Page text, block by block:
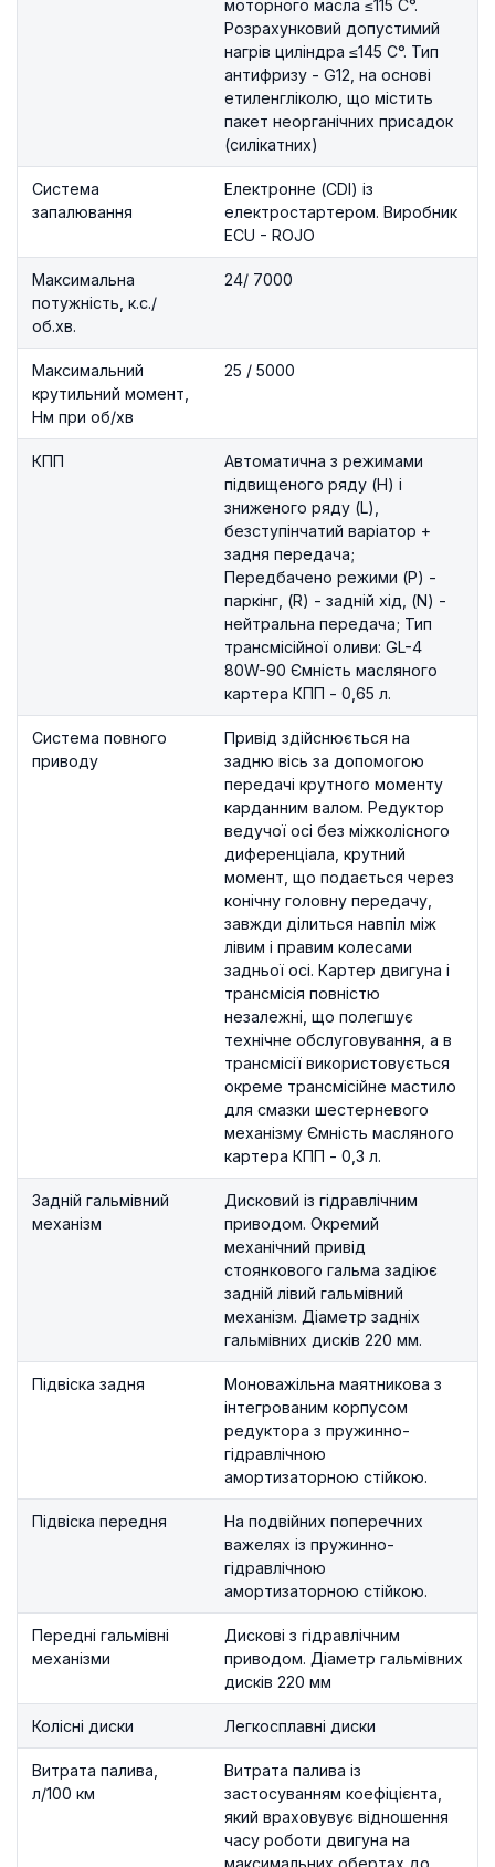
моторного масла ≤115 C°.
Розрахунковий допустимий
нагрів циліндра ≤145 C°. Тип
антифризу - G12, на основі
етиленгліколю, що містить
пакет неорганічних присадок
(силікатних)
Система
запалювання
Електронне (CDI) із
електростартером. Виробник
ECU - ROJO
Максимальна
потужність, к.с./
об.хв.
24/ 7000
Максимальний
крутильний момент,
Нм при об/хв
25 / 5000
КПП
Автоматична з режимами
підвищеного ряду (H) і
зниженого ряду (L),
безступінчатий варіатор +
задня передача;
Передбачено режими (P) -
паркінг, (R) - задній хід, (N) -
нейтральна передача; Тип
трансмісійної оливи: GL-4
80W-90 Ємність масляного
картера КПП - 0,65 л.
Система повного
приводу
Привід здійснюється на
задню вісь за допомогою
передачі крутного моменту
карданним валом. Редуктор
ведучої осі без міжколісного
диференціала, крутний
момент, що подається через
конічну головну передачу,
завжди ділиться навпіл між
лівим і правим колесами
задньої осі. Картер двигуна і
трансмісія повністю
незалежні, що полегшує
технічне обслуговування, а в
трансмісії використовується
окреме трансмісійне мастило
для смазки шестерневого
механізму Ємність масляного
картера КПП - 0,3 л.
Задній гальмівний
механізм
Дисковий із гідравлічним
приводом. Окремий
механічний привід
стоянкового гальма задіює
задній лівий гальмівний
механізм. Діаметр задніх
гальмівних дисків 220 мм.
Підвіска задня
Моноважільна маятникова з
інтегрованим корпусом
редуктора з пружинно-
гідравлічною
амортизаторною стійкою.
Підвіска передня
На подвійних поперечних
важелях із пружинно-
гідравлічною
амортизаторною стійкою.
Передні гальмівні
механізми
Дискові з гідравлічним
приводом. Діаметр гальмівних
дисків 220 мм
Колісні диски Легкосплавні диски
Витрата палива,
л/100 км
Витрата палива із
застосуванням коефіцієнта,
який враховувує відношення
часу роботи двигуна на
максимальних обертах до